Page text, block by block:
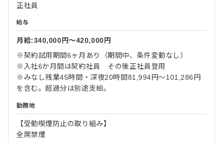
正社員
給与
月給:340,000円〜420,000円
※契約試用期間6ヶ月あり（期間中、条件変動なし）
※入社6か月間は契約社員 その後正社員登用
※みなし残業45時間・深夜20時間81,994円～101,286円
を含む。超過分は別途支給。
勤務地
【受動喫煙防止の取り組み】
全席禁煙